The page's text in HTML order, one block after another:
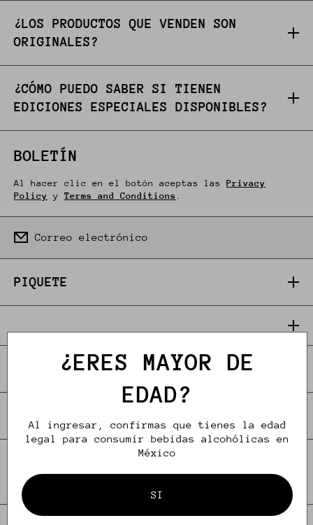
¿LOS PRODUCTOS QUE VENDEN SON
ORIGINALES?
¿CÓMO PUEDO SABER SI TIENEN
EDICIONES ESPECIALES DISPONIBLES?
BOLETÍN
Al hacer clic en el botón aceptas las Privacy
Policy y Terms and Conditions .
Correo electrónico
PIQUETE
CONTACTO
Formas de pago
¿ERES MAYOR DE
EDAD?
Al ingresar, confirmas que tienes la edad
legal para consumir bebidas alcohólicas en
México
SI